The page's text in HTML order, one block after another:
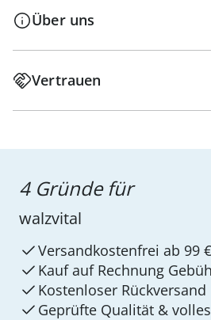
Über uns
Vertrauen
4 Gründe für
walzvital
Versandkostenfrei ab 99 €
Kauf auf Rechnung
Kostenloser Rückversand
Geprüfte Qualität &